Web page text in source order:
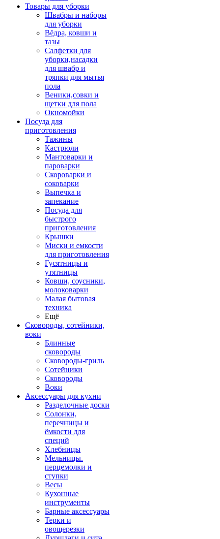
Товары для уборки
Швабры и наборы
для уборки
Вёдра, ковши и
тазы
Салфетки для
уборки,насадки
для швабр и
тряпки для мытья
пола
Веники,совки и
щетки для пола
Окномойки
Посуда для
приготовления
Тажины
Кастрюли
Мантоварки и
пароварки
Скороварки и
соковарки
Выпечка и
запекание
Посуда для
быстрого
приготовления
Крышки
Миски и емкости
для приготовления
Гусятницы и
утятницы
Ковши, соусники,
молоковарки
Малая бытовая
техника
Ещё
Сковороды, сотейники,
воки
Блинные
сковороды
Сковороды-гриль
Сотейники
Сковороды
Воки
Аксессуары для кухни
Разделочные доски
Солонки,
перечницы и
ёмкости для
специй
Хлебницы
Мельницы.
перцемолки и
ступки
Весы
Кухонные
инструменты
Барные аксессуары
Терки и
овощерезки